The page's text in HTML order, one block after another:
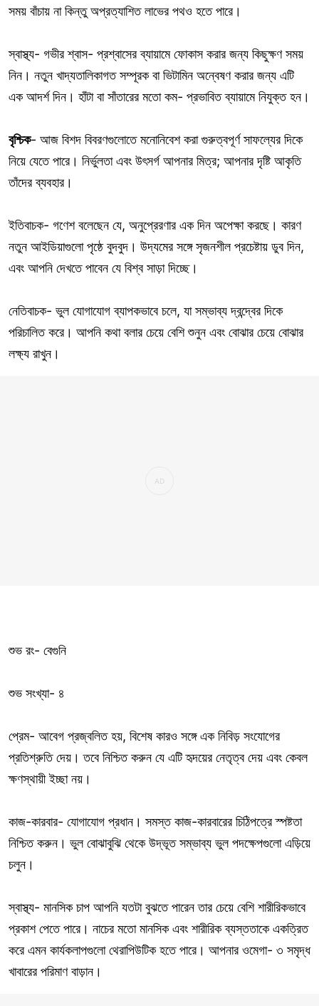
সময় বাঁচায় না কিন্তু অপ্রত্যাশিত লাভের পথও হতে পারে।
স্বাস্থ্য- গভীর শ্বাস- প্রশ্বাসের ব্যায়ামে ফোকাস করার জন্য কিছুক্ষণ সময়
নিন। নতুন খাদ্যতালিকাগত সম্পূরক বা ভিটামিন অন্বেষণ করার জন্য এটি
এক আদর্শ দিন। হাঁটা বা সাঁতারের মতো কম- প্রভাবিত ব্যায়ামে নিযুক্ত হন।
বৃশ্চিক- আজ বিশদ বিবরণগুলোতে মনোনিবেশ করা গুরুত্বপূর্ণ সাফল্যের দিকে
নিয়ে যেতে পারে। নির্ভুলতা এবং উৎসর্গ আপনার মিত্র; আপনার দৃষ্টি আকৃতি
তাঁদের ব্যবহার।
ইতিবাচক- গণেশ বলেছেন যে, অনুপ্রেরণার এক দিন অপেক্ষা করছে। কারণ
নতুন আইডিয়াগুলো পৃষ্ঠে বুদবুদ। উদ্যমের সঙ্গে সৃজনশীল প্রচেষ্টায় ডুব দিন,
এবং আপনি দেখতে পাবেন যে বিশ্ব সাড়া দিচ্ছে।
নেতিবাচক- ভুল যোগাযোগ ব্যাপকভাবে চলে, যা সম্ভাব্য দ্বন্দ্বের দিকে
পরিচালিত করে। আপনি কথা বলার চেয়ে বেশি শুনুন এবং বোঝার চেয়ে বোঝার
লক্ষ্য রাখুন।
শুভ রং- বেগুনি
শুভ সংখ্যা- ৪
প্রেম- আবেগ প্রজ্বলিত হয়, বিশেষ কারও সঙ্গে এক নিবিড় সংযোগের
প্রতিশ্রুতি দেয়। তবে নিশ্চিত করুন যে এটি হৃদয়ের নেতৃত্ব দেয় এবং কেবল
ক্ষণস্থায়ী ইচ্ছা নয়।
কাজ-কারবার- যোগাযোগ প্রধান। সমস্ত কাজ-কারবারের চিঠিপত্রে স্পষ্টতা
নিশ্চিত করুন। ভুল বোঝাবুঝি থেকে উদ্ভূত সম্ভাব্য ভুল পদক্ষেপগুলো এড়িয়ে
চলুন।
স্বাস্থ্য- মানসিক চাপ আপনি যতটা বুঝতে পারেন তার চেয়ে বেশি শারীরিকভাবে
প্রকাশ পেতে পারে। নাচের মতো মানসিক এবং শারীরিক ব্যস্ততাকে একত্রিত
করে এমন কার্যকলাপগুলো থেরাপিউটিক হতে পারে। আপনার ওমেগা- ৩ সমৃদ্ধ
খাবারের পরিমাণ বাড়ান।